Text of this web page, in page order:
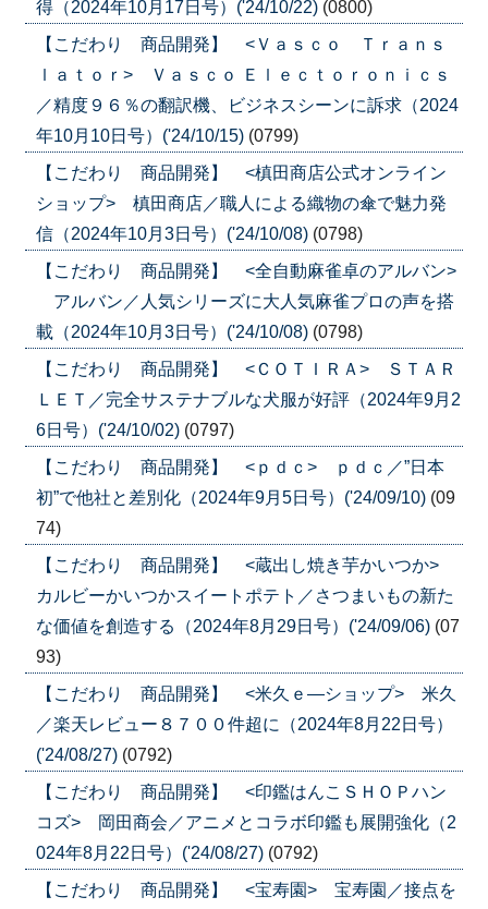
得（2024年10月17日号）('24/10/22) (0800)
【こだわり 商品開発】 <Ｖａｓｃｏ Ｔｒａｎｓ
ｌａｔｏｒ> Ｖａｓｃｏ Ｅｌｅｃｔｏｒｏｎｉｃｓ
／精度９６％の翻訳機、ビジネスシーンに訴求（2024
年10月10日号）('24/10/15) (0799)
【こだわり 商品開発】 <槙田商店公式オンライン
ショップ> 槙田商店／職人による織物の傘で魅力発
信（2024年10月3日号）('24/10/08) (0798)
【こだわり 商品開発】 <全自動麻雀卓のアルバン>
アルバン／人気シリーズに大人気麻雀プロの声を搭
載（2024年10月3日号）('24/10/08) (0798)
【こだわり 商品開発】 <ＣＯＴＩＲＡ> ＳＴＡＲ
ＬＥＴ／完全サステナブルな犬服が好評（2024年9月2
6日号）('24/10/02) (0797)
【こだわり 商品開発】 <ｐｄｃ> ｐｄｃ／”日本
初”で他社と差別化（2024年9月5日号）('24/09/10) (09
74)
【こだわり 商品開発】 <蔵出し焼き芋かいつか>
カルビーかいつかスイートポテト／さつまいもの新た
な価値を創造する（2024年8月29日号）('24/09/06) (07
93)
【こだわり 商品開発】 <米久ｅ―ショップ> 米久
／楽天レビュー８７００件超に（2024年8月22日号）
('24/08/27) (0792)
【こだわり 商品開発】 <印鑑はんこＳＨＯＰハン
コズ> 岡田商会／アニメとコラボ印鑑も展開強化（2
024年8月22日号）('24/08/27) (0792)
【こだわり 商品開発】 <宝寿園> 宝寿園／接点を